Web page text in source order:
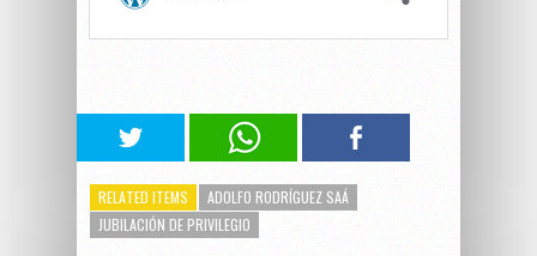
RELATED ITEMS
ADOLFO RODRÍGUEZ SAÁ
JUBILACIÓN DE PRIVILEGIO